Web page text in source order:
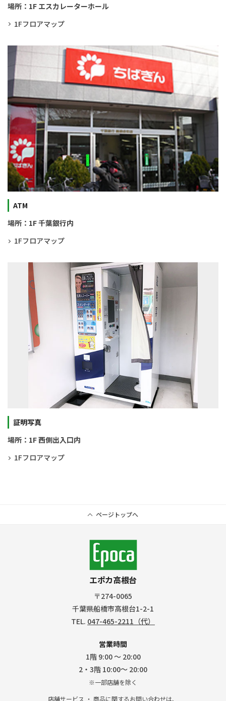
場所：1F エスカレーターホール
1Fフロアマップ
ATM
場所：1F 千葉銀行内
1Fフロアマップ
証明写真
場所：1F 西側出入口内
1Fフロアマップ
ページトップへ
エポカ高根台
〒274-0065
千葉県船橋市高根台1-2-1
TEL. 047-465-2211（代）
営業時間
1階 9:00 ～ 20:00
2・3階 10:00～ 20:00
※一部店舗を除く
店舗サービス ・ 商品に関するお問い合わせは、